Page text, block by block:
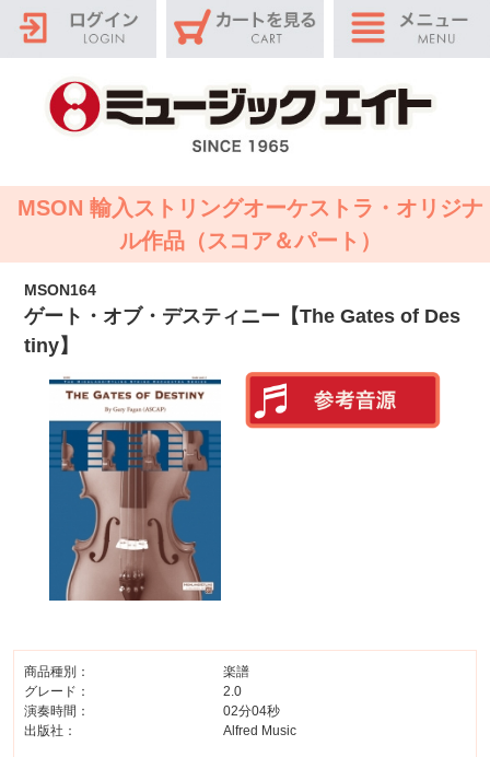
MSON 輸入ストリングオーケストラ・オリジナ
ル作品（スコア＆パート）
MSON164
ゲート・オブ・デスティニー【The Gates of Des
tiny】
商品種別：
楽譜
グレード：
2.0
演奏時間：
02分04秒
出版社：
Alfred Music